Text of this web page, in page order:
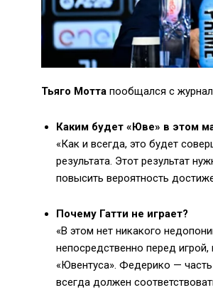
Тьяго Мотта пообщался с
Каким будет «Юве» в этом
«Как и всегда, это будет
результата. Этот результат
повысить вероятность
Почему Гатти не играет?
«В этом нет никакого
непосредственно перед
«Ювентуса». Федерико —
всегда должен